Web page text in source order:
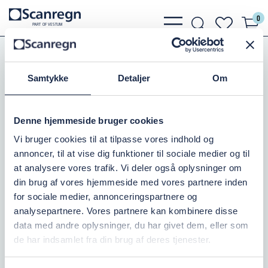
Samtykke Detaljer Om
Denne hjemmeside bruger cookies
Vi bruger cookies til at tilpasse vores indhold og
annoncer, til at vise dig funktioner til sociale medier og til
at analysere vores trafik. Vi deler også oplysninger om
din brug af vores hjemmeside med vores partnere inden
for sociale medier, annonceringspartnere og
analysepartnere. Vores partnere kan kombinere disse
data med andre oplysninger, du har givet dem, eller som
de har indsamlet fra din brug af deres tjenester.
PARTOF VESTUM
bars
light
search
light
heart 0
Pumper
Grundfos SQE
KABELKIT 3X2,5/100 MTR.
Varenr.:
Ikke på lager
17.277,50 DKK inkl. moms
Læg i kurv